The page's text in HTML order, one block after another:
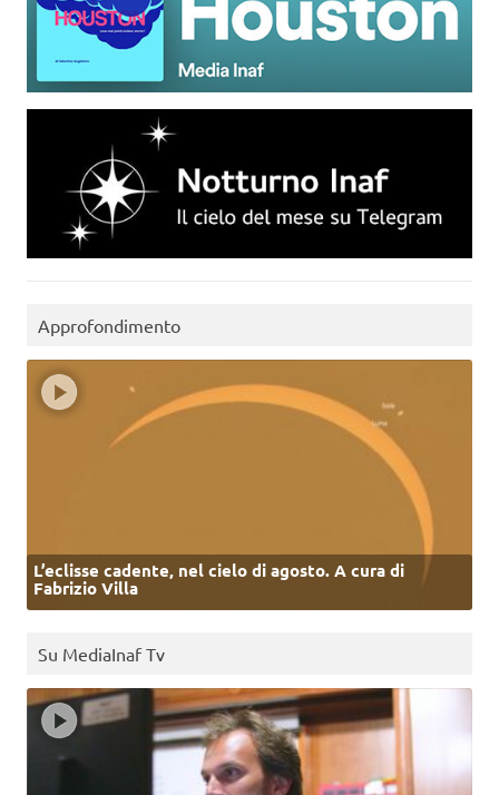
Approfondimento
L’eclisse cadente, nel cielo di agosto. A cura di
Fabrizio Villa
Su MediaInaf Tv